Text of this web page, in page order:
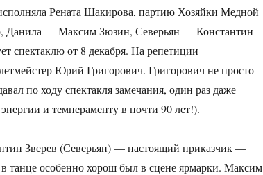
Рената Шакирова, партию Хозяйки Медной
Данила — Максим Зюзин, Северьян — Константин
спектаклю от 8 декабря. На репетиции
Юрий Григорович. Григорович не просто
по ходу спектакля замечания, один раз даже
и темпераменту в почти 90 лет!).
Зверев (Северьян) — настоящий приказчик —
танце особенно хорош был в сцене ярмарки. Максим